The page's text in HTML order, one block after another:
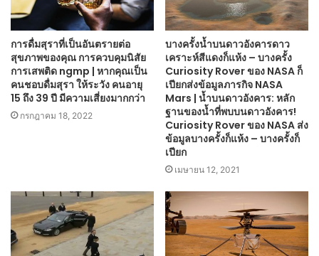
การดื่มสุราที่เป็นอันตรายต่อ
สุขภาพของคุณ การควบคุมนิสัย
การเสพติด ngmp | หากคุณเป็น
คนชอบดื่มสุรา ให้ระวัง คนอายุ
15 ถึง 39 ปี มีความเสี่ยงมากกว่า
กรกฎาคม 18, 2022
บางครั้งน้ำบนดาวอังคารดาว
เคราะห์สีแดงก็แห้ง – บางครั้ง
Curiosity Rover ของ NASA ก็
เปียกส่งข้อมูลภารกิจ NASA
Mars | น้ำบนดาวอังคาร: หลัก
ฐานของน้ำที่พบบนดาวอังคาร!
Curiosity Rover ของ NASA ส่ง
ข้อมูลบางครั้งก็แห้ง – บางครั้งก็
เปียก
เมษายน 12, 2021